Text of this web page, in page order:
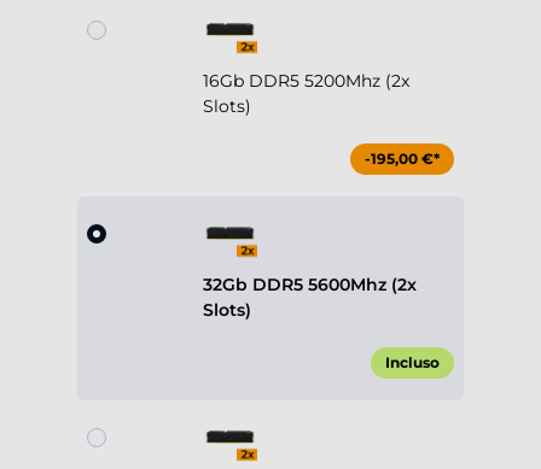
16Gb DDR5 5200Mhz (2x
Slots)
-195,00 €*
32Gb DDR5 5600Mhz (2x
Slots)
Incluso